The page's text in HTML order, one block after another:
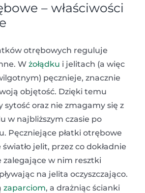
– właściwości
otrębowych reguluje
W żołądku i jelitach (a więc
pęcznieje, znacznie
objętość. Dzięki temu
sytość oraz nie zmagamy się z
w najbliższym czasie po
Pęczniejące płatki otrębowe
światło jelit, przez co dokładnie
w nim resztki
na jelita oczyszczająco.
zaparciom, a drażniąc ścianki